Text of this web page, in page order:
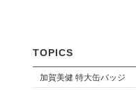
TOPICS
加賀美健 特大缶バッジ